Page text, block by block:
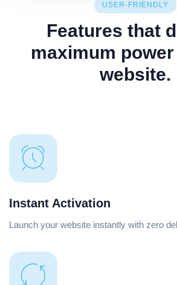
USER-FRIENDLY
Features that
maximum
website.
Instant Activation
Launch your website instantly with zero